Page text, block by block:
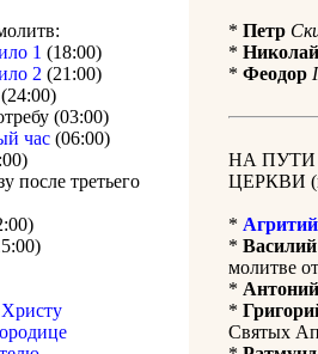
1 (18:00)
2 (21:00)
(24:00)
(03:00)
час (06:00)
после третьего
* Петр
* Николай
* Феодор
НА
ЦЕРКВИ
* Агритий
* Василий
молитве
* Антоний
*
Святых